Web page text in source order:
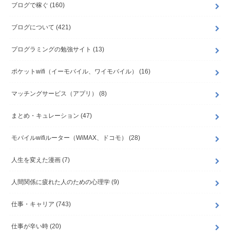
ブログで稼ぐ (160)
ブログについて (421)
プログラミングの勉強サイト (13)
ポケットwifi（イーモバイル、ワイモバイル） (16)
マッチングサービス（アプリ） (8)
まとめ・キュレーション (47)
モバイルwifiルーター（WiMAX、ドコモ） (28)
人生を変えた漫画 (7)
人間関係に疲れた人のための心理学 (9)
仕事・キャリア (743)
仕事が辛い時 (20)